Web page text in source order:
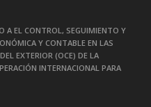
A EL CONTROL, SEGUIMIENTO Y
Y CONTABLE EN LAS
EXTERIOR (OCE) DE LA
INTERNACIONAL PARA